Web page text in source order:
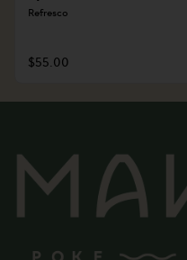
Refresco
$55.00